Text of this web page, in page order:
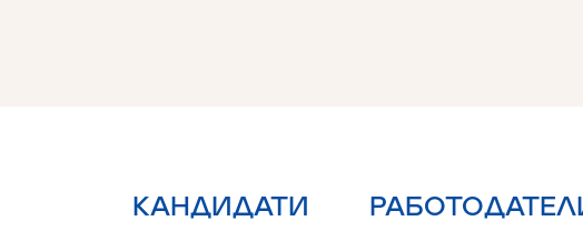
КАНДИДАТИ